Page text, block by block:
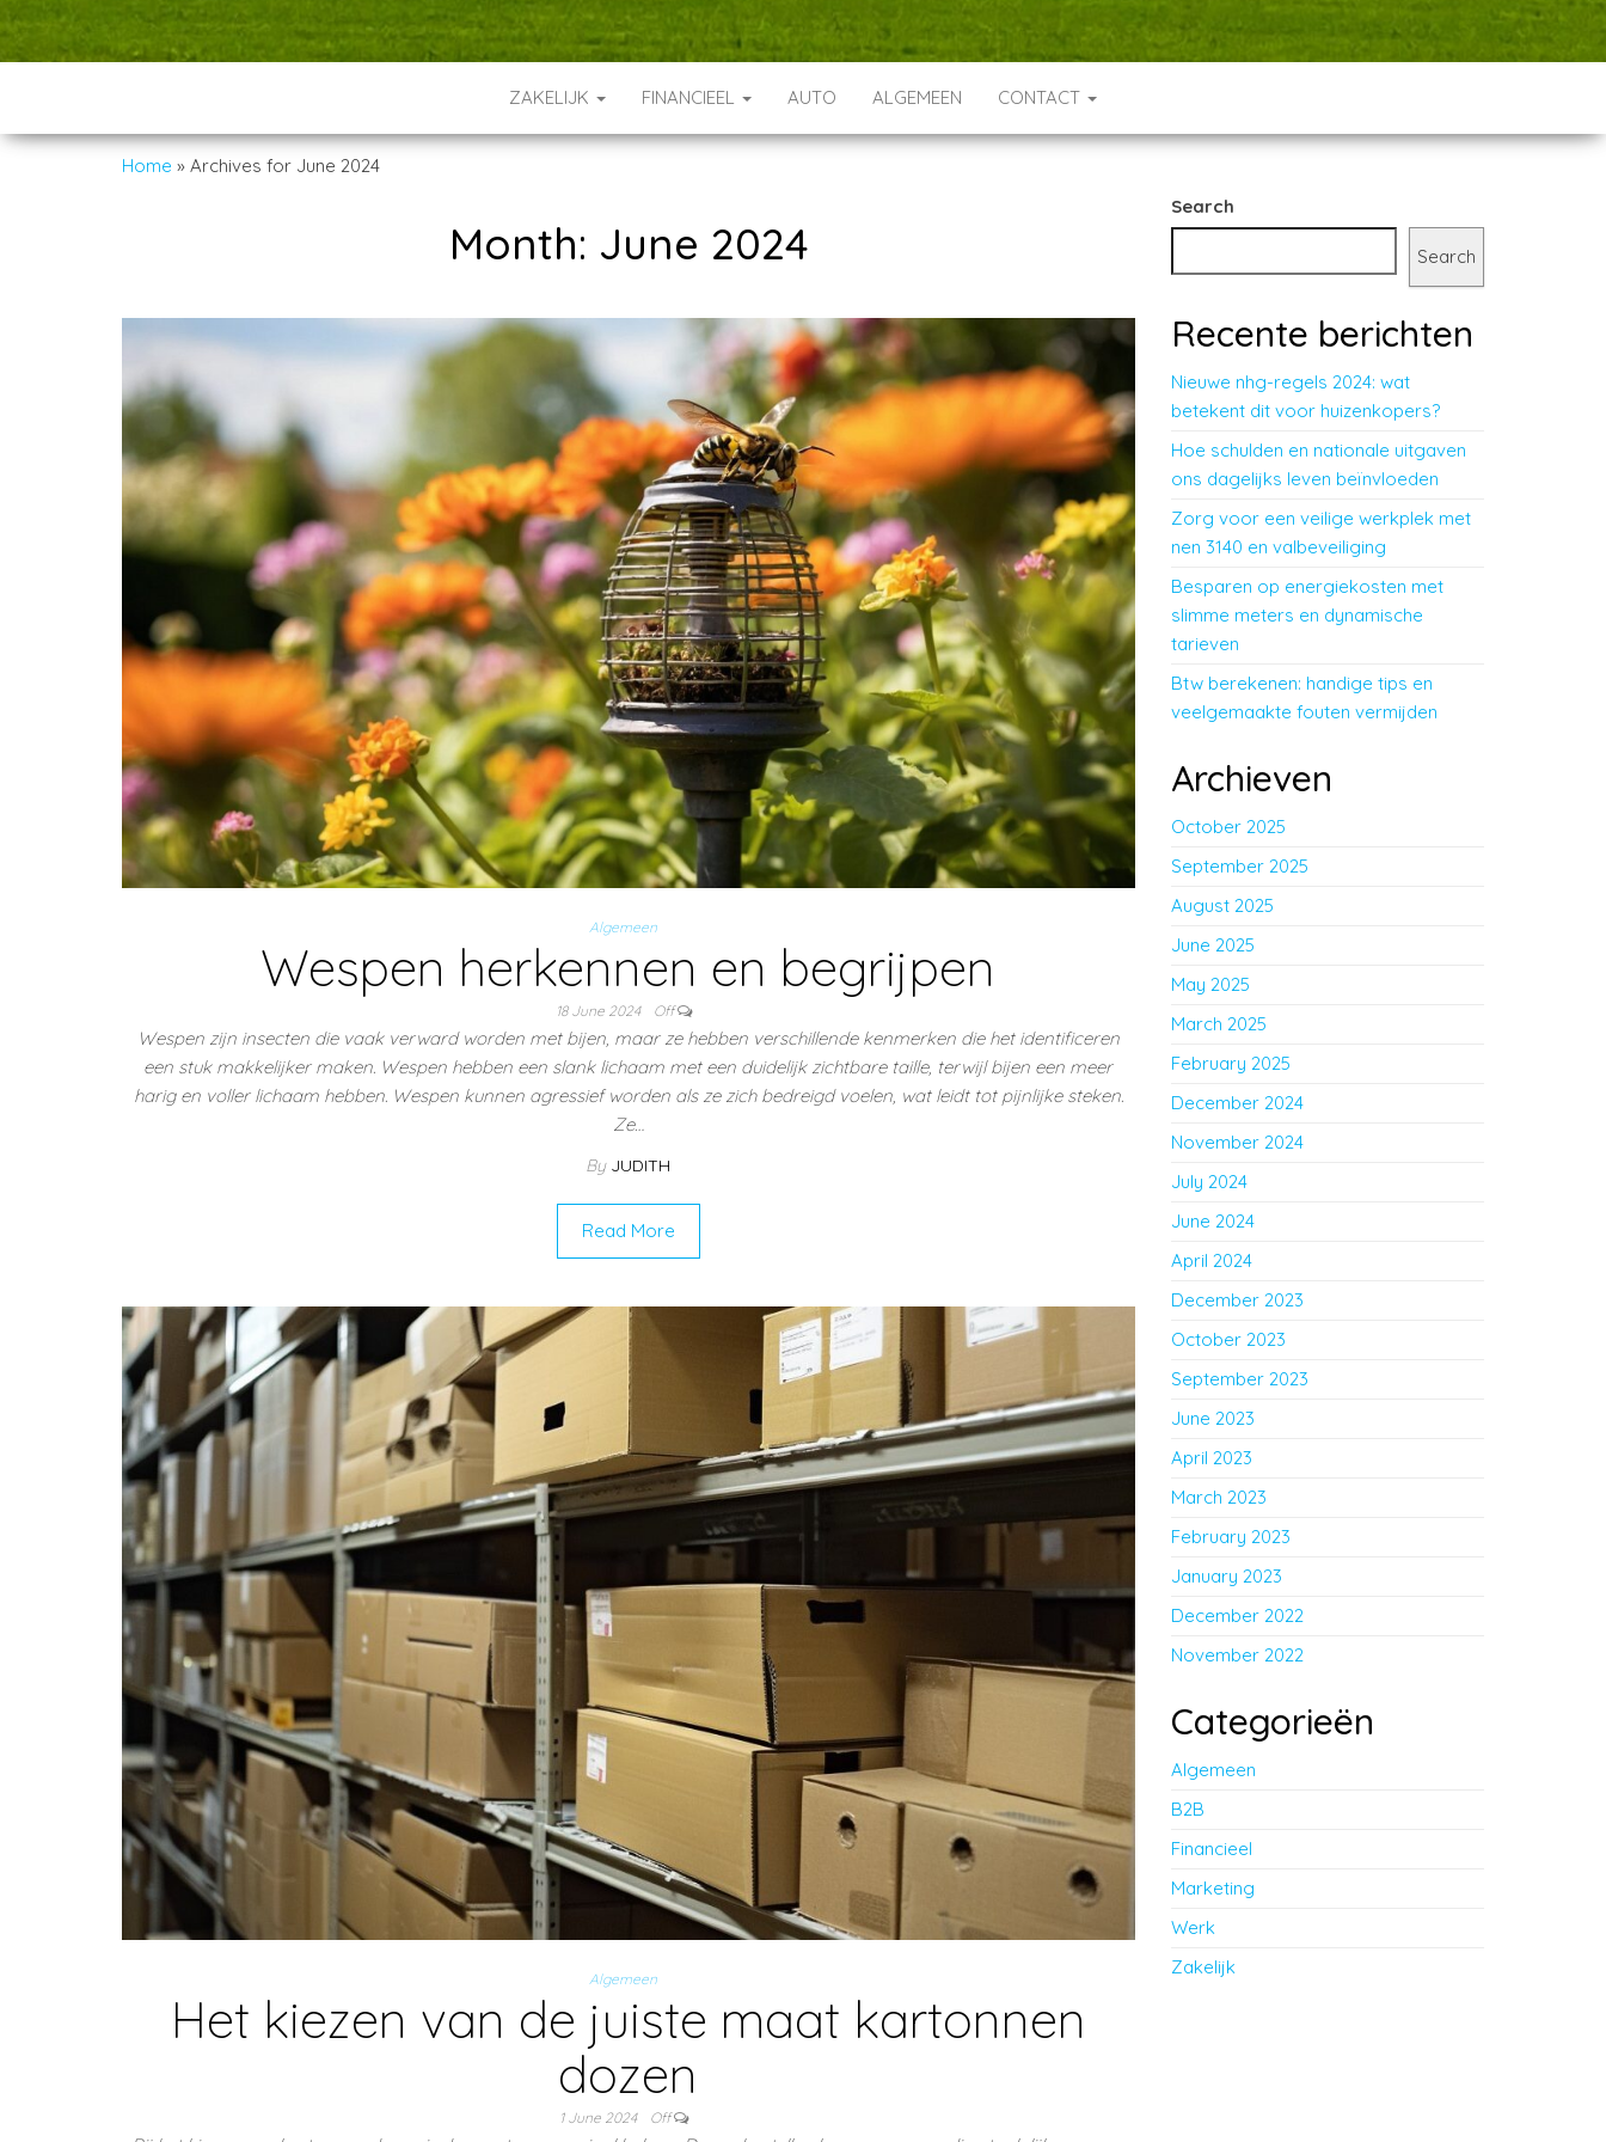
ZAKELIJK FINANCIEEL AUTO ALGEMEEN CONTACT
Home » Archives for June 2024
Month: June 2024
Algemeen
Wespen herkennen en begrijpen
18 June 2024 Off
Wespen zijn insecten die vaak verward worden met bijen, maar ze hebben verschillende kenmerken die het identificeren
een stuk makkelijker maken. Wespen hebben een slank lichaam met een duidelijk zichtbare taille, terwijl bijen een meer
harig en voller lichaam hebben. Wespen kunnen agressief worden als ze zich bedreigd voelen, wat leidt tot pijnlijke steken.
Ze…
By JUDITH
Read More
Algemeen
Het kiezen van de juiste maat kartonnen
dozen
1 June 2024 Off
Search
Search
Recente berichten
Nieuwe nhg-regels 2024: wat
betekent dit voor huizenkopers?
Hoe schulden en nationale uitgaven
ons dagelijks leven beïnvloeden
Zorg voor een veilige werkplek met
nen 3140 en valbeveiliging
Besparen op energiekosten met
slimme meters en dynamische
tarieven
Btw berekenen: handige tips en
veelgemaakte fouten vermijden
Archieven
October 2025
September 2025
August 2025
June 2025
May 2025
March 2025
February 2025
December 2024
November 2024
July 2024
June 2024
April 2024
December 2023
October 2023
September 2023
June 2023
April 2023
March 2023
February 2023
January 2023
December 2022
November 2022
Categorieën
Algemeen
B2B
Financieel
Marketing
Werk
Zakelijk